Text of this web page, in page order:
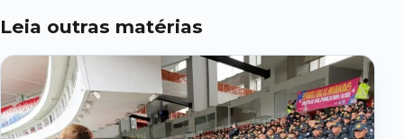
Leia outras matérias